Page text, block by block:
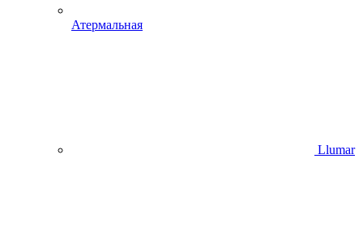
Атермальная
Llumar